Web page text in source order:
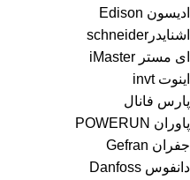
ادیسون Edison
اشنایدرschneider
ای مستر iMaster
اینوت invt
پارس فانال
پاوران POWERUN
جفران Gefran
دانفوس Danfoss